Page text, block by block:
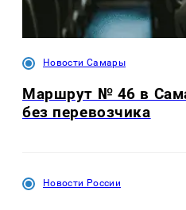
Новости Самары
Маршрут № 46 в
без перевозчика
Новости России